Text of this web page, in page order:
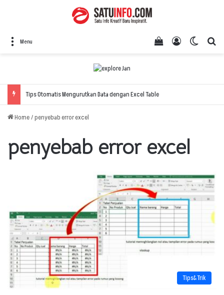
Menu Switch
Log In
View your
Tips Otomatis Mengurutkan Data dengan Excel Table
Home/penyebab error excel
penyebab error excel
Tips&Trik